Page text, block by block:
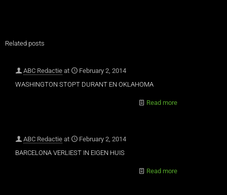
Related posts
ABC Redactie at
February 2, 2014
WASHINGTON STOPT DURANT EN OKLAHOMA
Read more
ABC Redactie at
February 2, 2014
BARCELONA VERLIEST IN EIGEN HUIS
Read more